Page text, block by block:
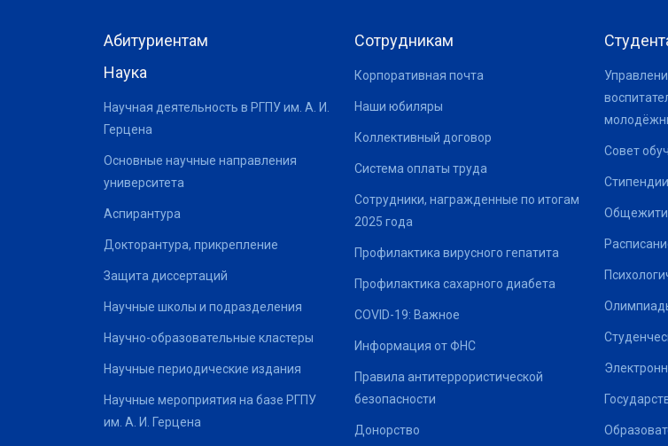
Абитуриентам
Наука
Научная деятельность в РГПУ им. А. И.
Герцена
Основные научные направления
университета
Аспирантура
Докторантура, прикрепление
Защита диссертаций
Научные школы и подразделения
Научно-образовательные кластеры
Научные периодические издания
Научные мероприятия на базе РГПУ
им. А. И. Герцена
Сотрудникам
Корпоративная почта
Наши юбиляры
Коллективный договор
Система оплаты труда
Сотрудники, награжденные по итогам
2025 года
Профилактика вирусного гепатита
Профилактика сахарного диабета
COVID-19: Важное
Информация от ФНС
Правила антитеррористической
безопасности
Донорство
Совет